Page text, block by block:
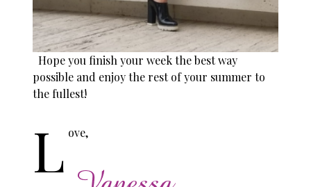
Hope you finish your week the best way
possible and enjoy the rest of your summer to
the fullest!
L ove,